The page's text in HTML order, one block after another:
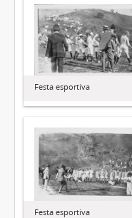
Festa esportiva
Festa esportiva